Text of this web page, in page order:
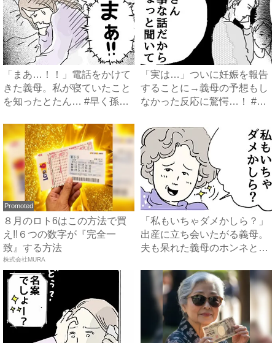
「まあ…！！」電話をかけて
きた義母。私が寝ていたこと
を知ったとたん… #早く孫
「実は…」ついに妊娠を報告
することに→義母の予想もし
なかった反応に驚愕…！ #
Promoted
８月のロト6はこの方法で買
え!!６つの数字が『完全一
致』する方法
株式会社MURA
「私もいちゃダメかしら？」
出産に立ち会いたがる義母。
夫も呆れた義母のホンネと